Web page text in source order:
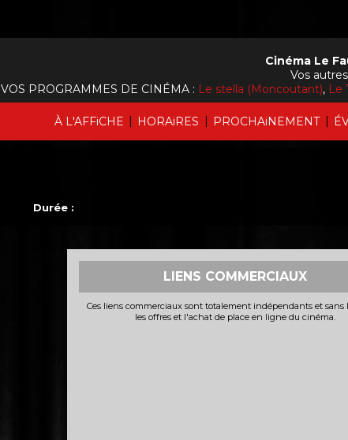
À L'AFFiCHE | HORAiRES | PROCHAiNEMENT |
Cinéma Le
Vos
VOS PROGRAMMES DE CINÉMA : Le stella (Moncoutant), Le
Durée :
LIENS COMMERCIAUX
Ces liens commerciaux sont totalement indépendants et sans
les offres et l'achat de place en ligne du cinéma.